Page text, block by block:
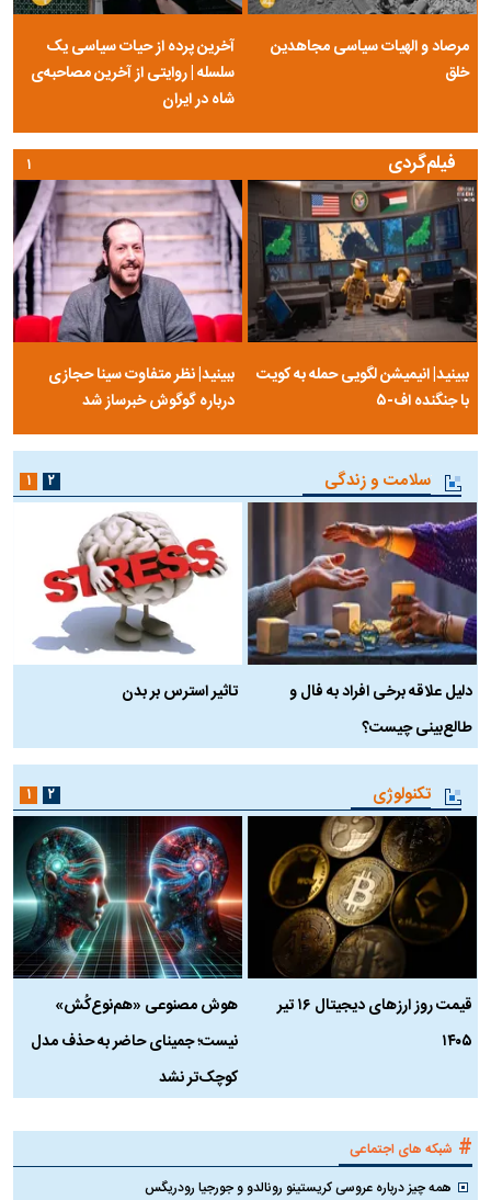
مرصاد و الهیات سیاسی مجاهدین
خلق
آخرین پرده از حیات سیاسی یک
سلسله | روایتی از آخرین مصاحبه‌ی
شاه در ایران
فیلم‌گردی
ببینید| انیمیشن لگویی حمله به کویت
با جنگنده اف-۵
ببینید| نظر متفاوت سینا حجازی
درباره گوگوش خبرساز شد
۱
سلامت و زندگی
دلیل علاقه برخی افراد به فال و
طالع‌بینی چیست؟
تاثیر استرس بر بدن
۱ ۲
تکنولوژی
قیمت روز ارز‌های دیجیتال ۱۶ تیر
۱۴۰۵
هوش مصنوعی «هم‌نوع‌کُش»
نیست؛ جمینای حاضر به حذف مدل
کوچک‌تر نشد
۱ ۲
# شبکه های اجتماعی
همه چیز درباره عروسی کریستینو رونالدو و جورجیا رودریگس